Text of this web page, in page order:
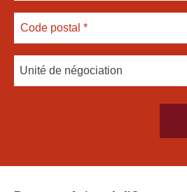
Unité de négociation